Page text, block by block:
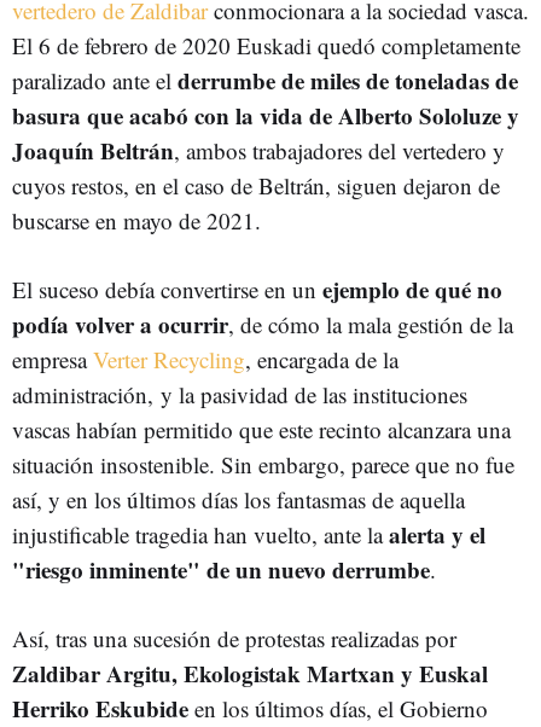
vertedero de Zaldibarconmocionara a la sociedad vasca.
El 6 de febrero de 2020 Euskadi quedó completamente
paralizado ante el derrumbe de miles de toneladas de
basura que acabó con la vida de Alberto Sololuze y
Joaquín Beltrán, ambos trabajadores del vertedero y
cuyos restos, en el caso de Beltrán, siguen dejaron de
buscarse en mayo de 2021.
El suceso debía convertirse en un ejemplo de qué no
podía volver a ocurrir, de cómo la mala gestión de la
empresaVerter Recycling, encargada de la
administración, y la pasividad de las instituciones
vascas habían permitido que este recinto alcanzara una
situación insostenible. Sin embargo, parece que no fue
así, y en los últimos días los fantasmas de aquella
injustificable tragedia han vuelto, ante laalerta y el
"riesgo inminente" de un nuevo derrumbe.
Así, tras una sucesión de protestas realizadas por
Zaldibar Argitu, Ekologistak Martxan y Euskal
Herriko Eskubide en los últimos días, el Gobierno